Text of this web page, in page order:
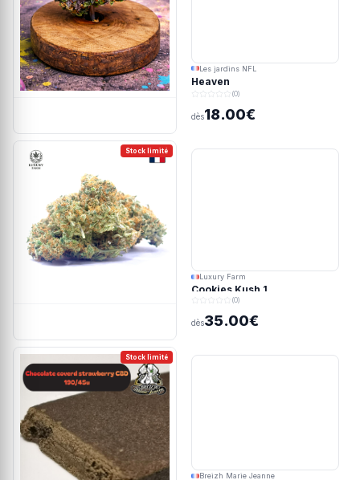
Les jardins NFL
Heaven
(0)
dès18.00€
Stock limité
Luxury Farm
Cookies Kush 1
(0)
dès35.00€
Stock limité
Breizh Marie Jeanne